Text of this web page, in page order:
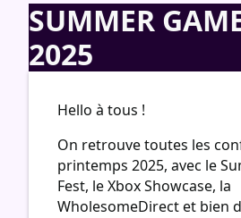
SUMMER
2025
Hello à tous !
On retrouve toutes les
printemps 2025, avec le
Fest, le Xbox Showcase, la
WholesomeDirect et bien